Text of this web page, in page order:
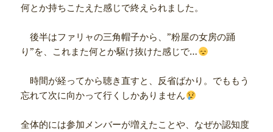
何とか持ちこたえた感じで終えられました。
後半はファリャの三角帽子から、”粉屋の女房の踊
り”を、これまた何とか駆け抜けた感じで…
時間が経ってから聴き直すと、反省ばかり。でももう
忘れて次に向かって行くしかありません
全体的には参加メンバーが増えたことや、なぜか認知度